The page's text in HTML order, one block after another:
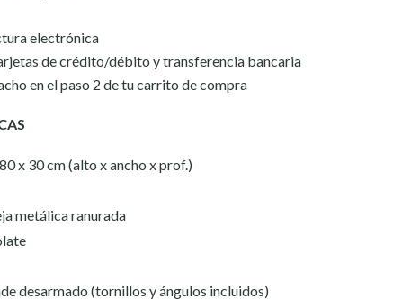
electrónica
de crédito/débito y transferencia bancaria
en el paso 2 de tu carrito de compra
x 30 cm (alto x ancho x prof.)
metálica ranurada
desarmado (tornillos y ángulos incluidos)